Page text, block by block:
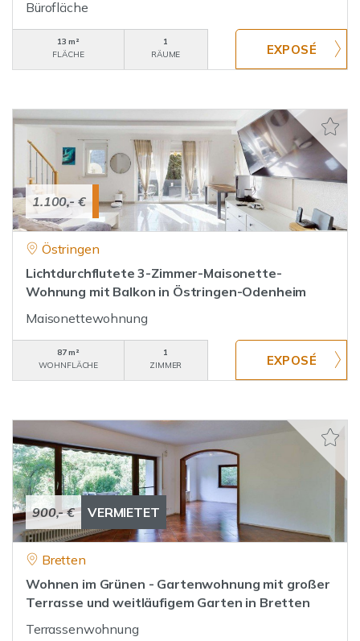
Bürofläche
13 m²
FLÄCHE
1
RÄUME
1.100,- €
Östringen
Lichtdurchflutete 3-Zimmer-Maisonette-
Wohnung mit Balkon in Östringen-Odenheim
Maisonettewohnung
87 m²
WOHNFLÄCHE
1
ZIMMER
900,- € VERMIETET
Bretten
Wohnen im Grünen - Gartenwohnung mit großer
Terrasse und weitläufigem Garten in Bretten
Terrassenwohnung